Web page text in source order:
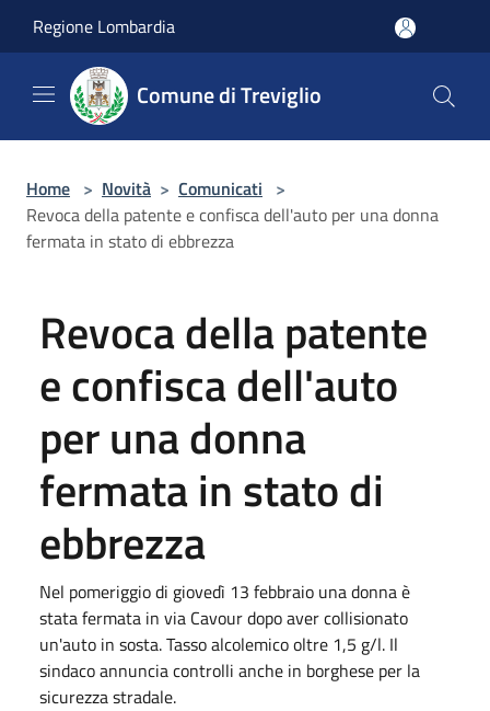
Regione Lombardia
Comune di Treviglio
Home > Novità > Comunicati >
Revoca della patente e confisca dell'auto per una donna
fermata in stato di ebbrezza
Revoca della patente
e confisca dell'auto
per una donna
fermata in stato di
ebbrezza
Nel pomeriggio di giovedì 13 febbraio una donna è
stata fermata in via Cavour dopo aver collisionato
un'auto in sosta. Tasso alcolemico oltre 1,5 g/l. Il
sindaco annuncia controlli anche in borghese per la
sicurezza stradale.